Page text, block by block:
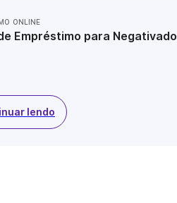
ONLINE
Empréstimo para Negativado
lendo